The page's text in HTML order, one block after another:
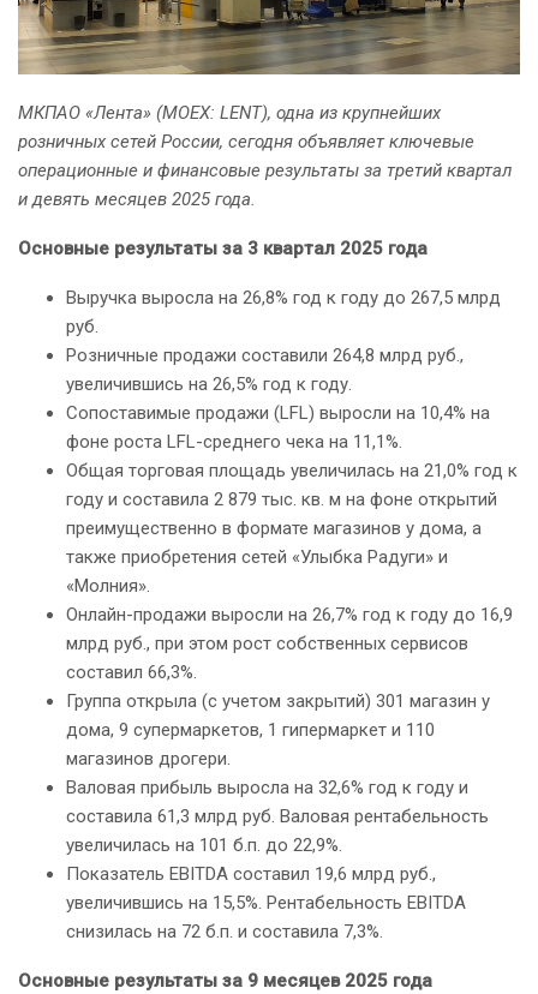
МКПАО «Лента» (MOEX: LENT), одна из крупнейших
розничных сетей России, сегодня объявляет ключевые
операционные и финансовые результаты за третий квартал
и девять месяцев 2025 года.
Основные результаты за 3 квартал 2025 года
Выручка выросла на 26,8% год к году до 267,5 млрд
руб.
Розничные продажи составили 264,8 млрд руб.,
увеличившись на 26,5% год к году.
Сопоставимые продажи (LFL) выросли на 10,4% на
фоне роста LFL-среднего чека на 11,1%.
Общая торговая площадь увеличилась на 21,0% год к
году и составила 2 879 тыс. кв. м на фоне открытий
преимущественно в формате магазинов у дома, а
также приобретения сетей «Улыбка Радуги» и
«Молния».
Онлайн-продажи выросли на 26,7% год к году до 16,9
млрд руб., при этом рост собственных сервисов
составил 66,3%.
Группа открыла (с учетом закрытий) 301 магазин у
дома, 9 супермаркетов, 1 гипермаркет и 110
магазинов дрогери.
Валовая прибыль выросла на 32,6% год к году и
составила 61,3 млрд руб. Валовая рентабельность
увеличилась на 101 б.п. до 22,9%.
Показатель EBITDA составил 19,6 млрд руб.,
увеличившись на 15,5%. Рентабельность EBITDA
снизилась на 72 б.п. и составила 7,3%.
Основные результаты за 9 месяцев 2025 года